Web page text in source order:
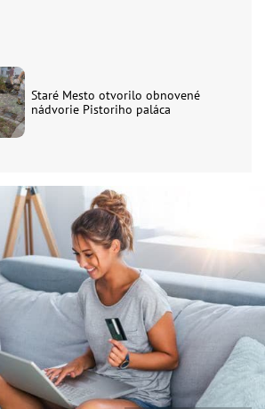
Staré Mesto otvorilo obnovené
nádvorie Pistoriho paláca